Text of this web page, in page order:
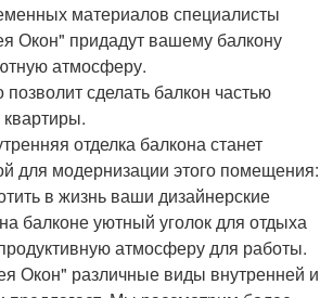
материалов специалисты
Окон" придадут вашему балкону
атмосферу.
сделать балкон частью
отделка балкона станет
для модернизации этого помещения:
в жизнь ваши дизайнерские
балконе уютный уголок для отдыха
атмосферу для работы.
Окон" различные виды внутренней и